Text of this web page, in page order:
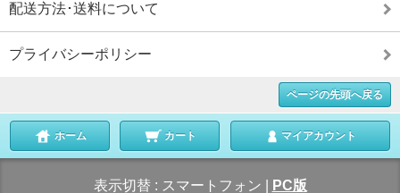
配送方法･送料について
プライバシーポリシー
ページの先頭へ戻る
ホーム カート マイアカウント
表示切替 : スマートフォン PC版